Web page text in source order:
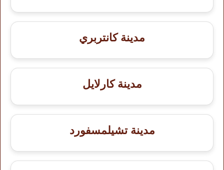
مدينة كانتربري
مدينة كارلايل
مدينة تشيلمسفورد